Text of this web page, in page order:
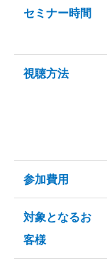
セミナー時間
視聴方法
参加費用
対象となるお
客様